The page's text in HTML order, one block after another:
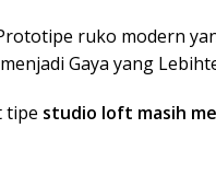
ruko modern
Gaya yang
tipe studio loft masih